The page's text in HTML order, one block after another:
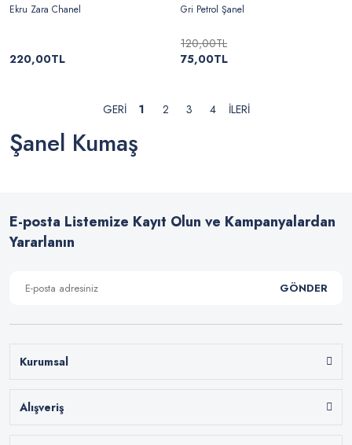
Ekru Zara Chanel
220,00TL
Gri Petrol Şanel
120,00TL
75,00TL
1 2 3 4
Şanel Kumaş
E-posta Listemize Kayıt Olun ve Kampanyalardan
Yararlanın
GÖNDER
Kurumsal
Alışveriş